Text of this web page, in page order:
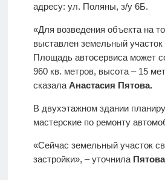
адресу: ул. Поляны, з/у 6Б.
«Для возведения объекта на
выставлен земельный участок
Площадь автосервиса может
960 кв. метров, высота – 15
сказала Анастасия Пятова.
В двухэтажном здании
мастерские по ремонту
«Сейчас земельный участок
застройки», – уточнила